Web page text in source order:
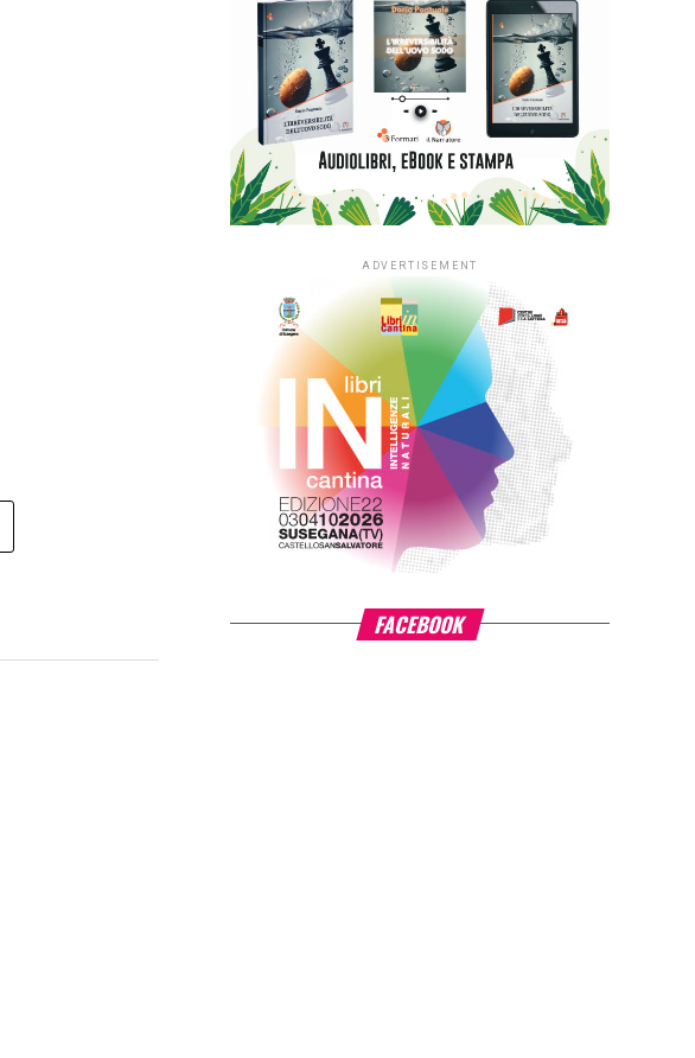
ADVERTISEMENT
FACEBOOK